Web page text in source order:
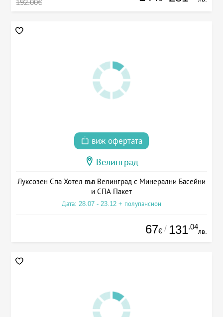
192.00€
виж офертата
Велинград
Луксозен Спа Хотел във Велинград с Минерални Басейни
и СПА Пакет
Дата: 28.07 - 23.12 + полупансион
67€ / 131.04
лв.